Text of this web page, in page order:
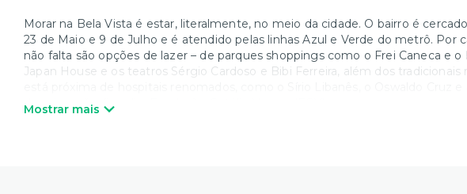
Morar na Bela Vista é estar, literalmente, no meio da cidade. O bairro é
23 de Maio e 9 de Julho e é atendido pelas linhas Azul e Verde do metrô. Por
não falta são opções de lazer – de parques shoppings como o Frei Caneca e
Japan House e os teatros Sérgio Cardoso e Bibi Ferreira, além dos
de educação, fica ali a Fundação Getúlio Vargas (FGV).
Mostrar mais